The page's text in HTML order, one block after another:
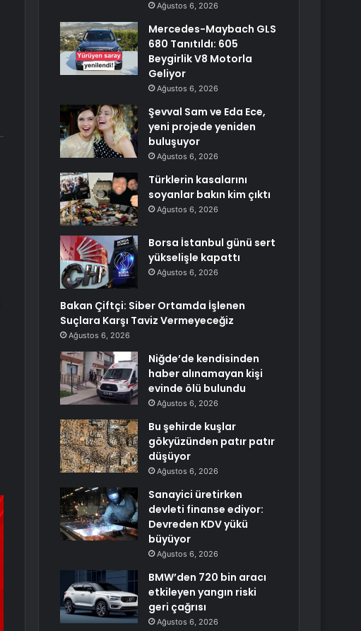
Ağustos 6, 2026
Mercedes-Maybach GLS
680 Tanıtıldı: 605
Beygirlik V8 Motorla
Geliyor
Ağustos 6, 2026
Şevval Sam ve Eda Ece,
yeni projede yeniden
buluşuyor
Ağustos 6, 2026
Türklerin kasalarını
soyanlar bakın kim çıktı
Ağustos 6, 2026
Borsa İstanbul günü sert
yükselişle kapattı
Ağustos 6, 2026
Bakan Çiftçi: Siber Ortamda İşlenen
Suçlara Karşı Taviz Vermeyeceğiz
Ağustos 6, 2026
Niğde’de kendisinden
haber alınamayan kişi
evinde ölü bulundu
Ağustos 6, 2026
Bu şehirde kuşlar
gökyüzünden patır patır
düşüyor
Ağustos 6, 2026
Sanayici üretirken
devleti finanse ediyor:
Devreden KDV yükü
büyüyor
Ağustos 6, 2026
BMW’den 720 bin aracı
etkileyen yangın riski
geri çağrısı
Ağustos 6, 2026